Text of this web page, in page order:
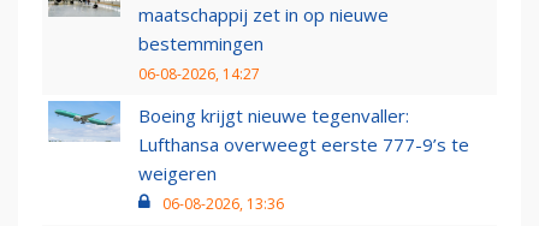
maatschappij zet in op nieuwe
bestemmingen
06-08-2026, 14:27
Boeing krijgt nieuwe tegenvaller:
Lufthansa overweegt eerste 777-9’s te
weigeren
06-08-2026, 13:36